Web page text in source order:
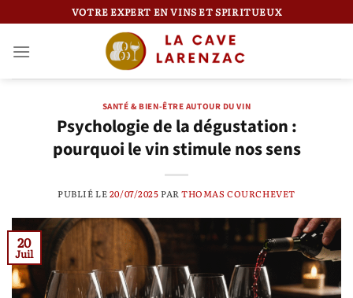
au
contenu
VOTRE EXPERT EN VINS ET SPIRITUEUX
SANTÉ & BIEN-ÊTRE AUTOUR DU VIN
Psychologie de la dégustation :
pourquoi le vin stimule nos sens
PUBLIÉ LE20/07/2025PARTHOMAS COURCHEVET
20
Juil